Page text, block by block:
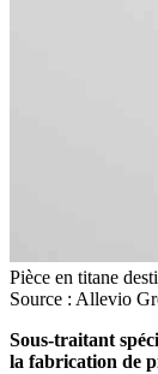
Pièce en titane
Source : Allevio
Sous-traitant
la fabrication de